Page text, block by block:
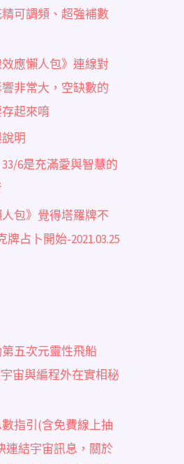
可調頻、超強補數
效應懶人包》連線對
非常大，空缺數的
起來唷
明
33/6是充滿愛與智慧的
人包》覺得塔羅牌不
占卜開始-2021.03.25
五次元靈性飛船
宙與編程外在實相秘
數指引(含免費線上抽
連結宇宙訊息，關於